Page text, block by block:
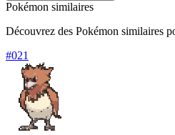
Pokémon similaires
Découvrez des Pokémon similaires
#021